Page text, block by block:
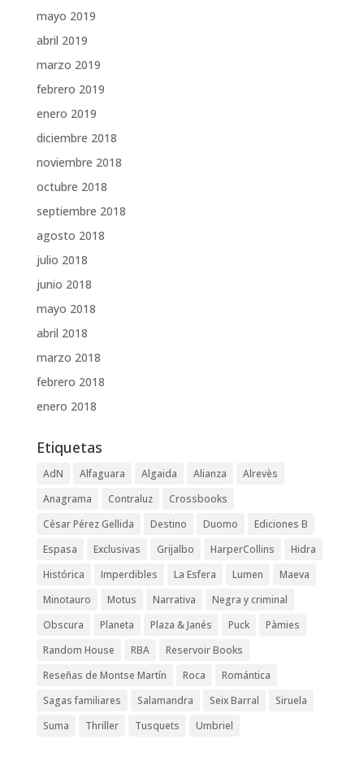
mayo 2019
abril 2019
marzo 2019
febrero 2019
enero 2019
diciembre 2018
noviembre 2018
octubre 2018
septiembre 2018
agosto 2018
julio 2018
junio 2018
mayo 2018
abril 2018
marzo 2018
febrero 2018
enero 2018
Etiquetas
AdN Alfaguara Algaida Alianza
Alrevès
Anagrama
Contraluz
Crossbooks
César Pérez Gellida
Destino Duomo
Ediciones B
Espasa
Exclusivas Grijalbo HarperCollins
Hidra
Histórica
Imperdibles La Esfera Lumen
Maeva
Minotauro
Motus Narrativa
Negra y criminal
Obscura
Planeta Plaza & Janés Puck
Pàmies
Random House
RBA
Reservoir Books
Reseñas de Montse Martín
Roca
Romántica
Sagas familiares
Salamandra Seix Barral
Siruela
Suma
Thriller Tusquets Umbriel